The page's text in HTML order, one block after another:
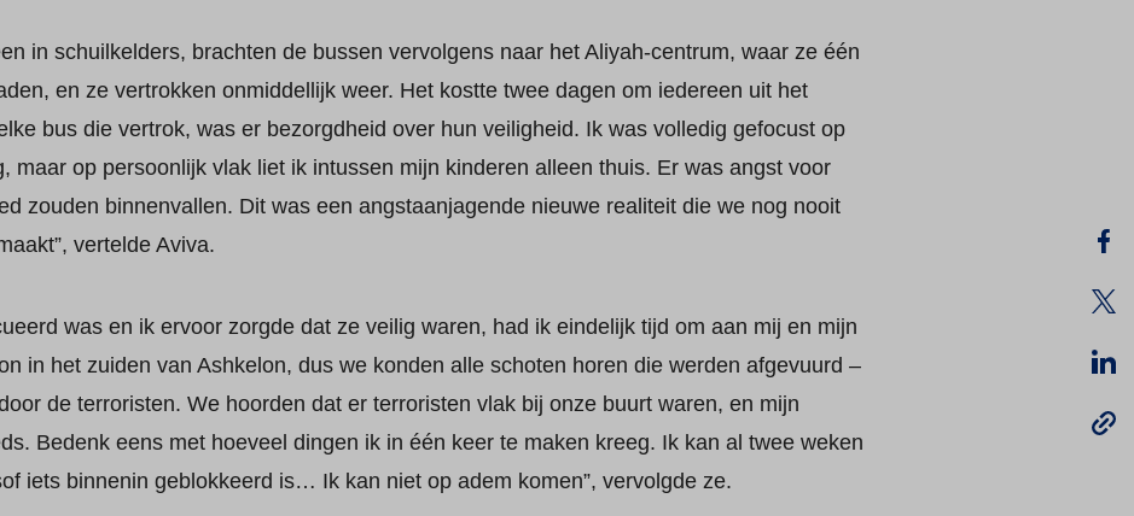
in schuilkelders, brachten de bussen vervolgens naar het Aliyah-centrum, waar ze één
en ze vertrokken onmiddellijk weer. Het kostte twee dagen om iedereen uit het
bus die vertrok, was er bezorgdheid over hun veiligheid. Ik was volledig gefocust op
maar op persoonlijk vlak liet ik intussen mijn kinderen alleen thuis. Er was angst voor
zouden binnenvallen. Dit was een angstaanjagende nieuwe realiteit die we nog nooit
vertelde Aviva.
was en ik ervoor zorgde dat ze veilig waren, had ik eindelijk tijd om aan mij en mijn
in het zuiden van Ashkelon, dus we konden alle schoten horen die werden afgevuurd –
de terroristen. We hoorden dat er terroristen vlak bij onze buurt waren, en mijn
Bedenk eens met hoeveel dingen ik in één keer te maken kreeg. Ik kan al twee weken
iets binnenin geblokkeerd is… Ik kan niet op adem komen”, vervolgde ze.